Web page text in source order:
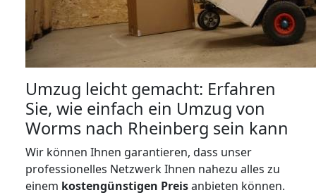
Umzug leicht gemacht: Erfahren
Sie, wie einfach ein Umzug von
Worms nach Rheinberg sein kann
Wir können Ihnen garantieren, dass unser
professionelles Netzwerk Ihnen nahezu alles zu
einem kostengünstigen Preisanbieten können.